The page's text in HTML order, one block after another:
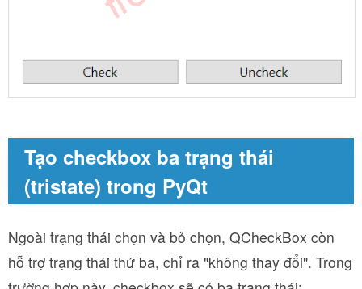
Tạo checkbox ba trạng thái
(tristate) trong PyQt
Ngoài trạng thái chọn và bỏ chọn, QCheckBox còn
hỗ trợ trạng thái thứ ba, chỉ ra "không thay đổi". Trong